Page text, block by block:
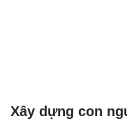
Xây dựng con